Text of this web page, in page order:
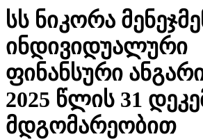
სს ნიკორა
ინდივიდუალური
ფინანსური
2025 წლის 31
მდგომარეობით